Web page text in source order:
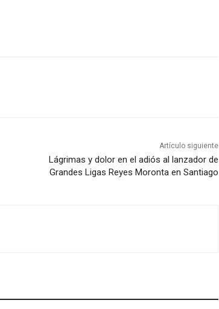
Artículo siguiente
Lágrimas y dolor en el adiós al lanzador de
Grandes Ligas Reyes Moronta en Santiago